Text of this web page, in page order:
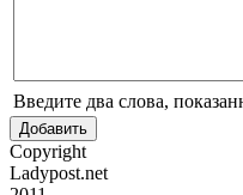
Введите два слова,
Copyright
Ladypost.net